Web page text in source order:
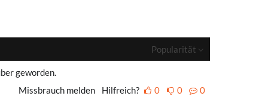
Popularität
geworden.
Missbrauch melden Hilfreich? 0 0 0